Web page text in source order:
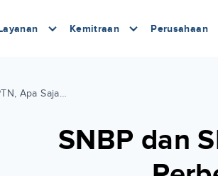
Kemitraan Perusahaan
SNBP dan SNMPTN, Apa Saja Perbedaannya?
SNBP dan